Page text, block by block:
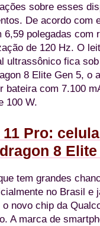
sobre esses
De acordo com
6,59 polegadas com
de 120 Hz. O
ultrassônico fica
8 Elite Gen 5, o
bateira com 7.100
100 W.
Pro:
8 Elite
tem grandes
no Brasil e
novo chip da
A marca de